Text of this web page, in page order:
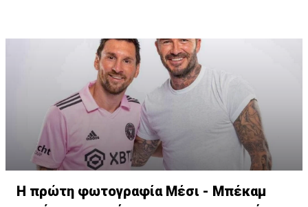
Η πρώτη φωτογραφία Μέσι - Μπέκαμ